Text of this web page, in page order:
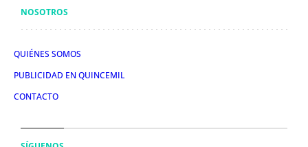
NOSOTROS
QUIÉNES SOMOS
PUBLICIDAD EN QUINCEMIL
CONTACTO